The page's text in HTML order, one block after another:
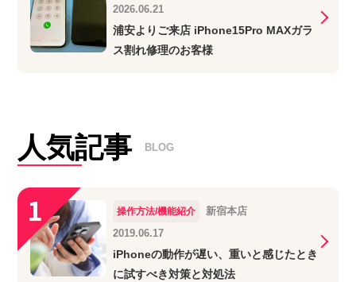
2026.06.21
浦安よりご来店 iPhone15Pro MAXガラ
ス割れ修理のお客様
人気記事 BLOG
操作方法/機能紹介
新宿本店
2019.06.17
iPhoneの動作が遅い、重いと感じたとき
に試すべき対策と対処法